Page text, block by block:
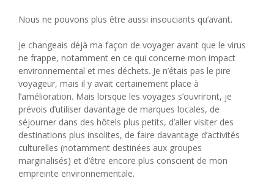
Nous ne pouvons plus être aussi insouciants qu’avant.
Je changeais déjà ma façon de voyager avant que le virus
ne frappe, notamment en ce qui concerne mon impact
environnemental et mes déchets. Je n’étais pas le pire
voyageur, mais il y avait certainement place à
l’amélioration. Mais lorsque les voyages s’ouvriront, je
prévois d’utiliser davantage de marques locales, de
séjourner dans des hôtels plus petits, d’aller visiter des
destinations plus insolites, de faire davantage d’activités
culturelles (notamment destinées aux groupes
marginalisés) et d’être encore plus conscient de mon
empreinte environnementale.